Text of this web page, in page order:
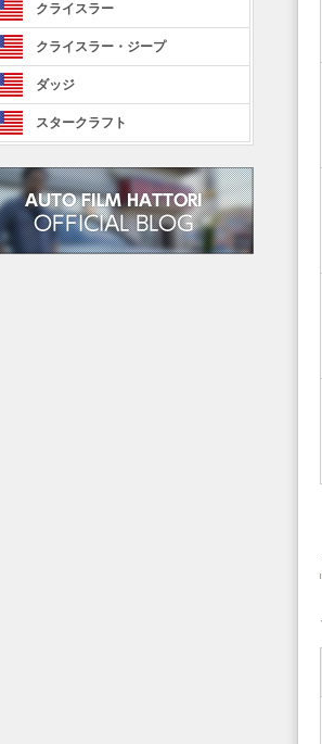
クライスラー
クライスラー・ジープ
ダッジ
スタークラフト